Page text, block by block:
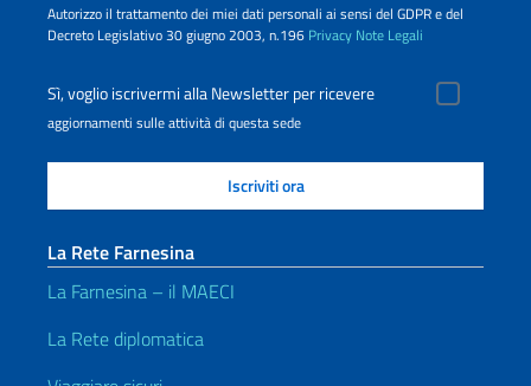
Autorizzo il trattamento dei miei dati personali ai sensi del GDPR e del
Decreto Legislativo 30 giugno 2003, n.196 Privacy Note Legali
Sì, voglio iscrivermi alla Newsletter per ricevere
aggiornamenti sulle attività di questa sede
La Rete Farnesina
La Farnesina – il MAECI
La Rete diplomatica